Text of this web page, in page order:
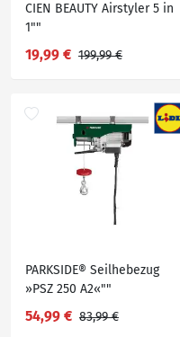
CIEN BEAUTY Airstyler 5 in
1""
19,99 € 199,99 €
PARKSIDE® Seilhebezug
»PSZ 250 A2«""
54,99 € 83,99 €